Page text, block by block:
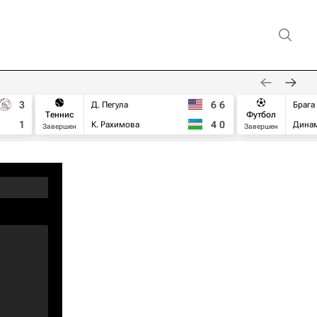
3
1
Теннис
Завершен
Д. Пегула
К. Рахимова
6 6
4 0
Футбол
Завершен
Брага